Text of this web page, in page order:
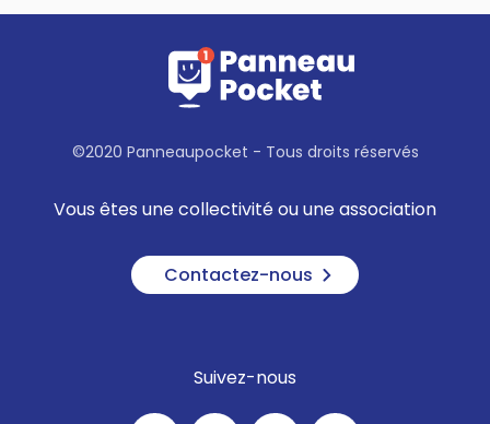
©2020 Panneaupocket - Tous droits réservés
Vous êtes une collectivité ou une association
Contactez-nous
Suivez-nous